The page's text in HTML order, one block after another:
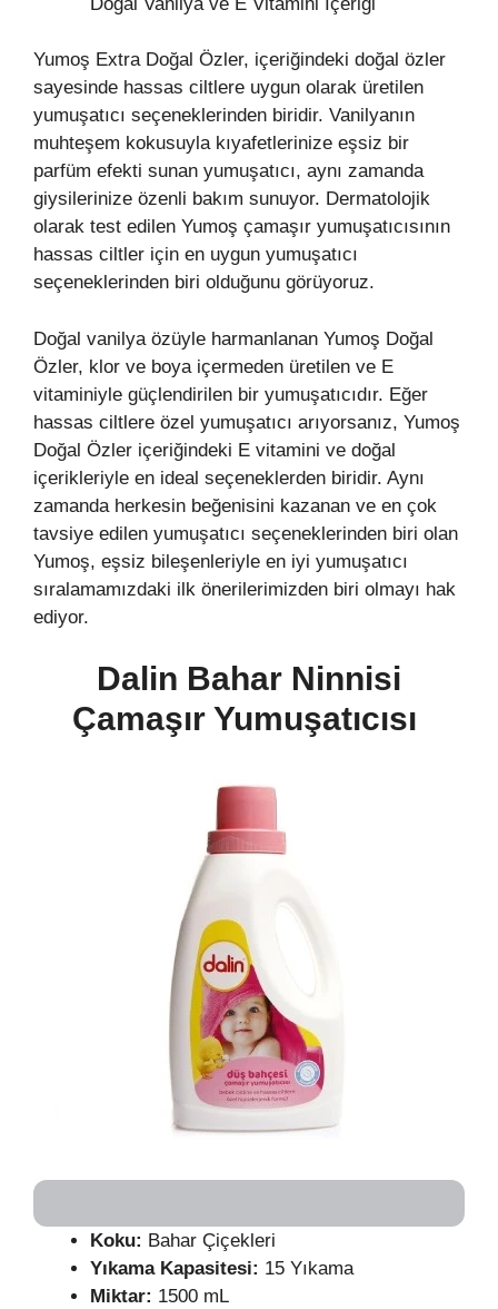
Yumoş Extra Doğal Özler, içeriğindeki doğal özler
sayesinde hassas ciltlere uygun olarak üretilen
yumuşatıcı seçeneklerinden biridir. Vanilyanın
muhteşem kokusuyla kıyafetlerinize eşsiz bir
parfüm efekti sunan yumuşatıcı, aynı zamanda
giysilerinize özenli bakım sunuyor. Dermatolojik
olarak test edilen Yumoş çamaşır yumuşatıcısının
hassas ciltler için en uygun yumuşatıcı
seçeneklerinden biri olduğunu görüyoruz.
Doğal vanilya özüyle harmanlanan Yumoş Doğal
Özler, klor ve boya içermeden üretilen ve E
vitaminiyle güçlendirilen bir yumuşatıcıdır. Eğer
hassas ciltlere özel yumuşatıcı arıyorsanız, Yumoş
Doğal Özler içeriğindeki E vitamini ve doğal
içerikleriyle en ideal seçeneklerden biridir. Aynı
zamanda herkesin beğenisini kazanan ve en çok
tavsiye edilen yumuşatıcı seçeneklerinden biri olan
Yumoş, eşsiz bileşenleriyle en iyi yumuşatıcı
sıralamamızdaki ilk önerilerimizden biri olmayı hak
ediyor.
Dalin Bahar Ninnisi
Çamaşır Yumuşatıcısı
Koku: Bahar Çiçekleri
Yıkama Kapasitesi: 15 Yıkama
Miktar: 1500 mL